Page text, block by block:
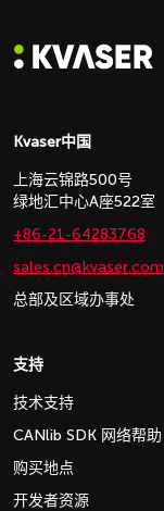
Kvaser中国
上海云锦路500号
绿地汇中心A座522室
+86-21-64283768
sales.cn@kvaser.com
总部及区域办事处
支持
技术支持
CANlib SDK 网络帮助
购买地点
开发者资源